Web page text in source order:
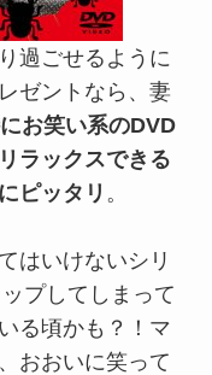
過ごせるように
ゼントなら、妻
お笑い系のDVD
ラックスできる
ピッタリ 。
はいけないシリ
プしてしまって
る頃かも？！マ
おおいに笑って